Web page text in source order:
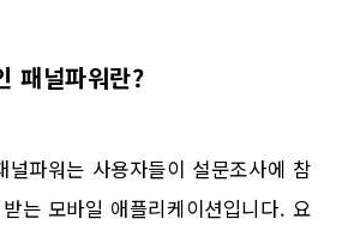
패널파워란?
널파워는 사용자들이 설문조사에 참
는 모바일 애플리케이션입니다. 요